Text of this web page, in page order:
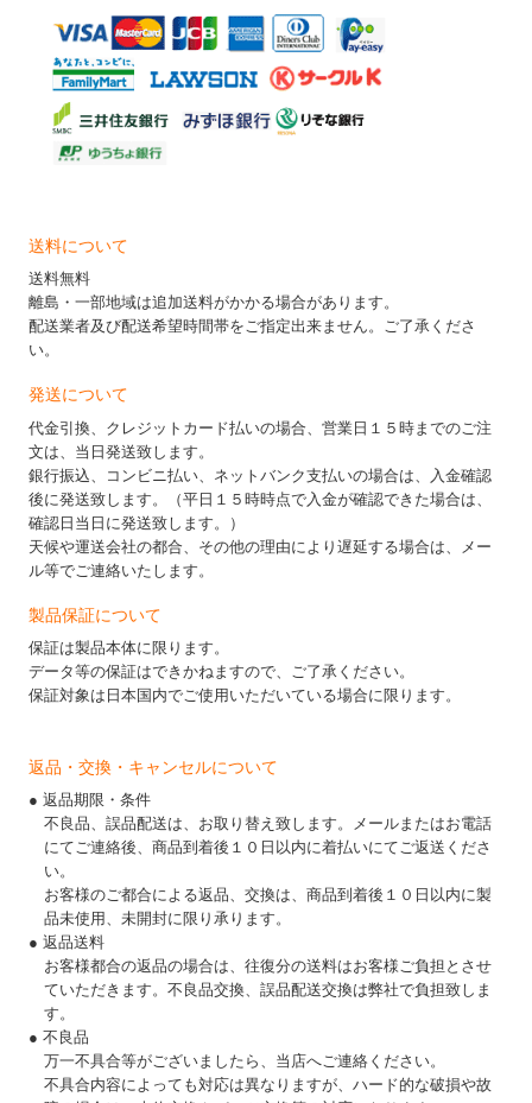
送料について
送料無料
離島・一部地域は追加送料がかかる場合があります。
配送業者及び配送希望時間帯をご指定出来ません。ご了承くださ
い。
発送について
代金引換、クレジットカード払いの場合、営業日１５時までのご注
文は、当日発送致します。
銀行振込、コンビニ払い、ネットバンク支払いの場合は、入金確認
後に発送致します。（平日１５時時点で入金が確認できた場合は、
確認日当日に発送致します。）
天候や運送会社の都合、その他の理由により遅延する場合は、メー
ル等でご連絡いたします。
製品保証について
保証は製品本体に限ります。
データ等の保証はできかねますので、ご了承ください。
保証対象は日本国内でご使用いただいている場合に限ります。
返品・交換・キャンセルについて
● 返品期限・条件
不良品、誤品配送は、お取り替え致します。メールまたはお電話
にてご連絡後、商品到着後１０日以内に着払いにてご返送くださ
い。
お客様のご都合による返品、交換は、商品到着後１０日以内に製
品未使用、未開封に限り承ります。
● 返品送料
お客様都合の返品の場合は、往復分の送料はお客様ご負担とさせ
ていただきます。不良品交換、誤品配送交換は弊社で負担致しま
す。
● 不良品
万一不具合等がございましたら、当店へご連絡ください。
不具合内容によっても対応は異なりますが、ハード的な破損や故